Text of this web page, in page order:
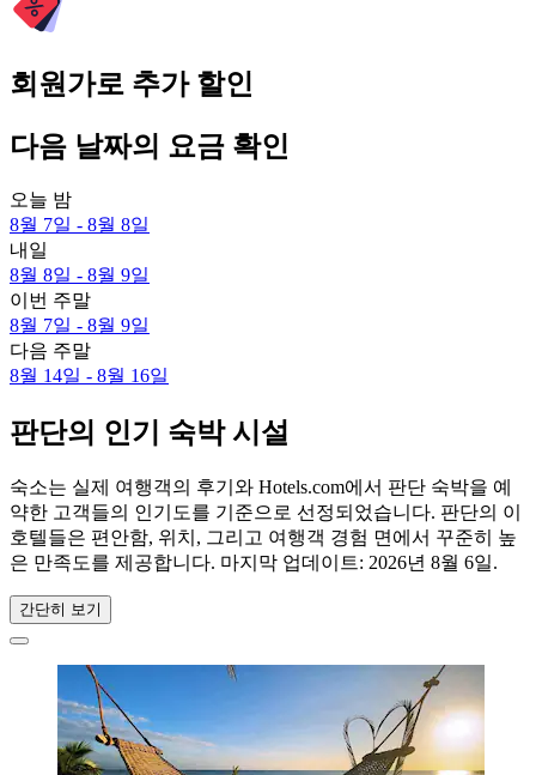
회원가로 추가 할인
다음 날짜의 요금 확인
오늘 밤
8월 7일 - 8월 8일
내일
8월 8일 - 8월 9일
이번 주말
8월 7일 - 8월 9일
다음 주말
8월 14일 - 8월 16일
판단의 인기 숙박 시설
숙소는 실제 여행객의 후기와 Hotels.com에서 판단 숙박을 예
약한 고객들의 인기도를 기준으로 선정되었습니다. 판단의 이
호텔들은 편안함, 위치, 그리고 여행객 경험 면에서 꾸준히 높
은 만족도를 제공합니다. 마지막 업데이트: 2026년 8월 6일.
간단히 보기